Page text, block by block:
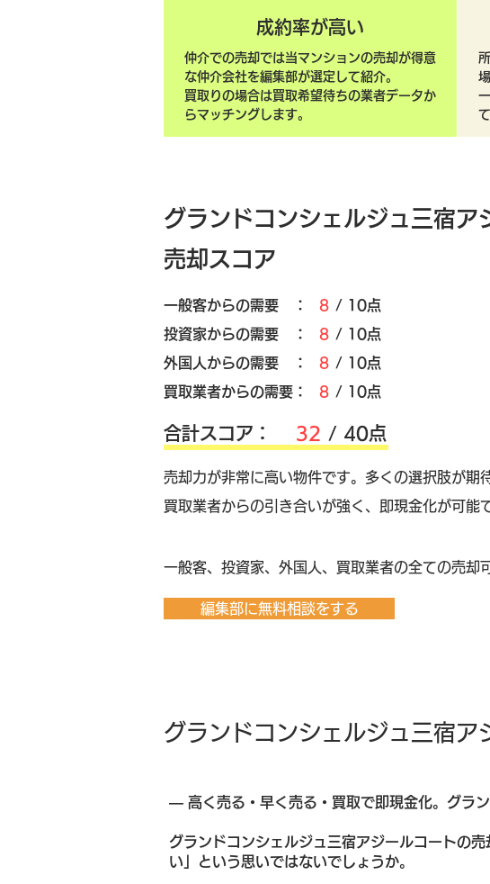
成約率が高い
仲介での売却では当マンションの売却が得意
な仲介会社を編集部が選定して紹介。
買取りの場合は買取希望待ちの業者データか
らマッチングします。
グランドコンシェルジュ三宿ア
売却スコア
​一般客からの需要 ： 8 / 10点
​投資家からの需要 ：
8 / 10点
外国人からの需要 ：
8 / 10点
買取業者からの需要：
8 / 10点
​合計スコア： 32 / 40点
売却力が非常に高い物件です。多くの選択肢が期
買取業者からの引き合いが強く、即現金化が可能
一般客、投資家、外国人、買取業者の全ての売却
編集部に無料相談をする
グランドコンシェルジュ三宿ア
― 高く売る・早く売る・買取で即現金化。グラ
グランドコンシェルジュ三宿アジールコートの
い」という思いではないでしょうか。